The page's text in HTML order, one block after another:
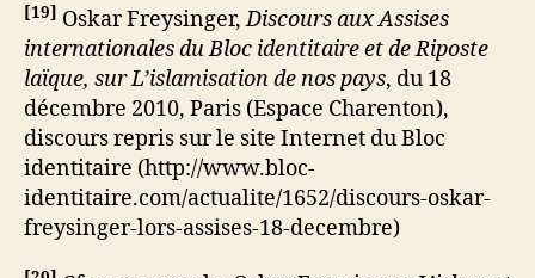
[19] Oskar Freysinger,Discours aux Assises
internationales du Bloc identitaire et de Riposte
laïque, sur L’islamisation de nos pays, du 18
décembre 2010, Paris (Espace Charenton),
discours repris sur le site Internet du Bloc
identitaire (http://www.bloc-
identitaire.com/actualite/1652/discours-oskar-
freysinger-lors-assises-18-decembre)